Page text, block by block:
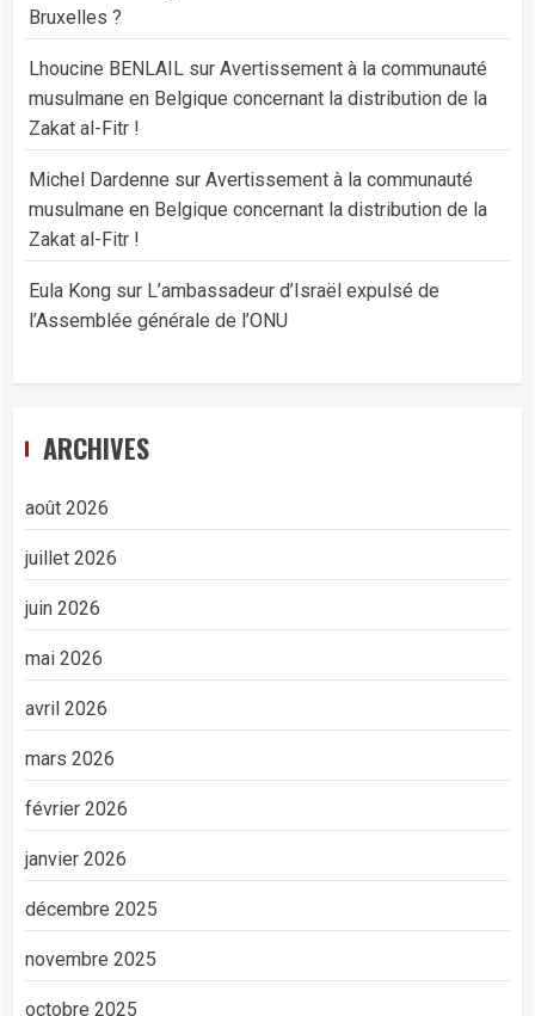
Bruxelles ?
Lhoucine BENLAIL sur Avertissement à la communauté
musulmane en Belgique concernant la distribution de la
Zakat al-Fitr !
Michel Dardenne sur Avertissement à la communauté
musulmane en Belgique concernant la distribution de la
Zakat al-Fitr !
Eula Kong sur L’ambassadeur d’Israël expulsé de
l’Assemblée générale de l’ONU
ARCHIVES
août 2026
juillet 2026
juin 2026
mai 2026
avril 2026
mars 2026
février 2026
janvier 2026
décembre 2025
novembre 2025
octobre 2025